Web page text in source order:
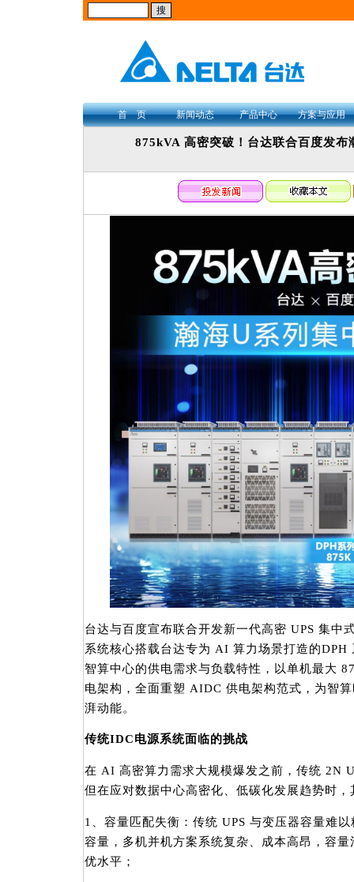
首 页 新闻动态 产品中心 方案与应用
875kVA 高密突破！台达联合百度发布
台达与百度宣布联合开发新一代高密 UPS 集
系统核心搭载台达专为 AI 算力场景打造的DPH
智算中心的供电需求与负载特性，以单机最大
电架构，全面重塑 AIDC 供电架构范式，为智
湃动能。
传统IDC电源系统面临的挑战
在 AI 高密算力需求大规模爆发之前，传统 2N
但在应对数据中心高密化、低碳化发展趋势时
1、容量匹配失衡：传统 UPS 与变压器容量难
容量，多机并机方案系统复杂、成本高昂，容
优水平；